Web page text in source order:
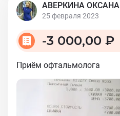
АВЕРКИНА ОКСАНА
25 февраля 2023
-3 000,00 ₽
Приём офтальмолога